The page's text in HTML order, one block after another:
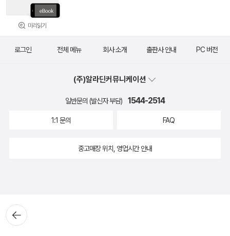
미리읽기
뒤로가
기
로그인 전체 메뉴 회사 소개 출판사 안내 PC 버전
(주)알라딘커뮤니케이션
일반문의 (발신자 부담) 1544-2514
1:1 문의 FAQ
중고매장 위치, 영업시간 안내